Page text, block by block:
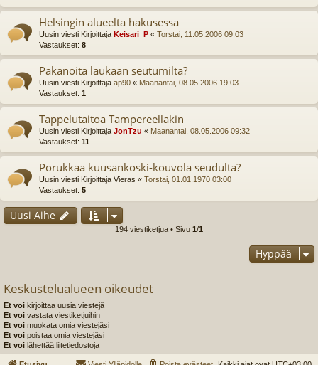
Helsingin alueelta hakusessa
Uusin viesti Kirjoittaja Keisari_P « Torstai, 11.05.2006 09:03
Vastaukset: 8
Pakanoita laukaan seutumilta?
Uusin viesti Kirjoittaja ap90 « Maanantai, 08.05.2006 19:03
Vastaukset: 1
Tappelutaitoa Tampereellakin
Uusin viesti Kirjoittaja JonTzu « Maanantai, 08.05.2006 09:32
Vastaukset: 11
Porukkaa kuusankoski-kouvola seudulta?
Uusin viesti Kirjoittaja Vieras « Torstai, 01.01.1970 03:00
Vastaukset: 5
Uusi Aihe
194 viestiketjua • Sivu 1/1
Hyppää
Keskustelualueen oikeudet
Et voi kirjoittaa uusia viestejä
Et voi vastata viestiketjuihin
Et voi muokata omia viestejäsi
Et voi poistaa omia viestejäsi
Et voi lähettää liitetiedostoja